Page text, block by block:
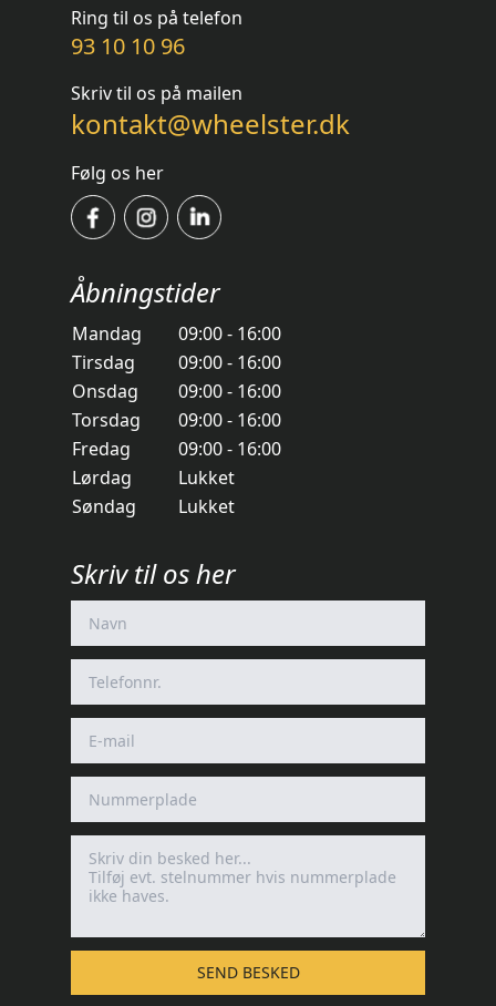
Ring til os på telefon
93 10 10 96
Skriv til os på mailen
kontakt@wheelster.dk
Følg os her
Åbningstider
Mandag
09:00 - 16:00
Tirsdag
09:00 - 16:00
Onsdag
09:00 - 16:00
Torsdag
09:00 - 16:00
Fredag
09:00 - 16:00
Lørdag
Lukket
Søndag
Lukket
Skriv til os her
SEND BESKED